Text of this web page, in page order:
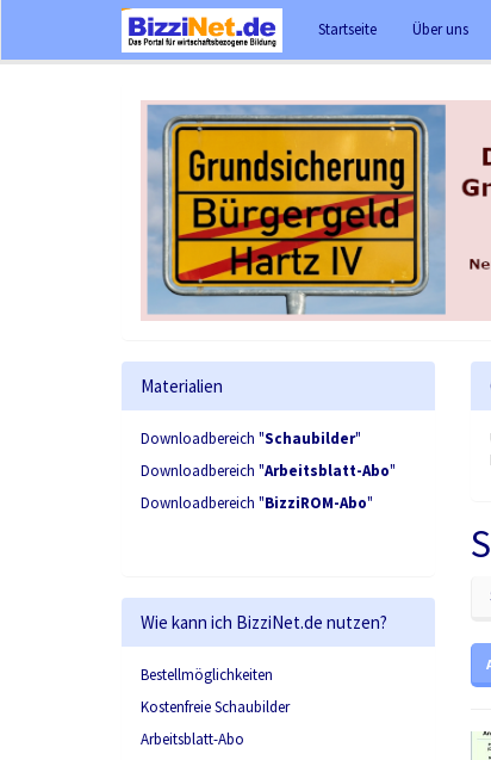
Startseite Über uns
Materialien
Downloadbereich "Schaubilder"
Downloadbereich "Arbeitsblatt-Abo"
Downloadbereich "BizziROM-Abo"
Wie kann ich BizziNet.de nutzen?
Bestellmöglichkeiten
Kostenfreie Schaubilder
Arbeitsblatt-Abo